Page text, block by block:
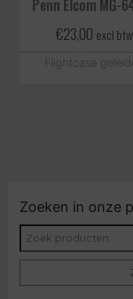
Penn Elcom MG-
€23,00 excl btw
Flightcase
Zoeken in onze
Zoeken naar: